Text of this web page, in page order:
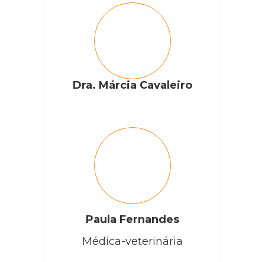
Dra. Márcia Cavaleiro
Paula Fernandes
Médica-veterinária